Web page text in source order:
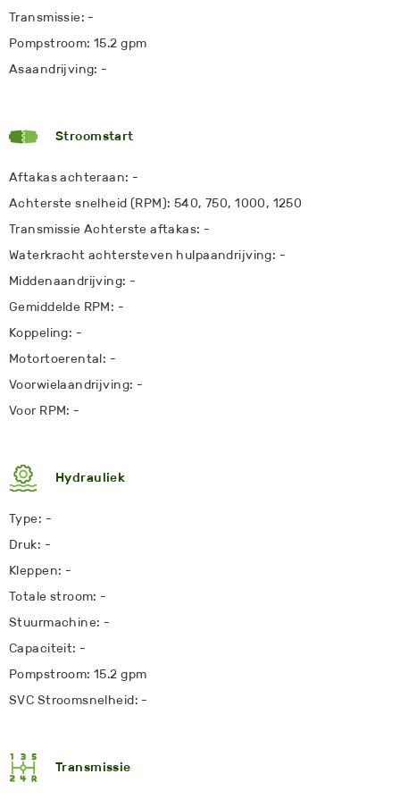
Transmissie: -
Pompstroom: 15.2 gpm
Asaandrijving: -
Stroomstart
Aftakas achteraan: -
Achterste snelheid (RPM): 540, 750, 1000, 1250
Transmissie Achterste aftakas: -
Waterkracht achtersteven hulpaandrijving: -
Middenaandrijving: -
Gemiddelde RPM: -
Koppeling: -
Motortoerental: -
Voorwielaandrijving: -
Voor RPM: -
Hydrauliek
Type: -
Druk: -
Kleppen: -
Totale stroom: -
Stuurmachine: -
Capaciteit: -
Pompstroom: 15.2 gpm
SVC Stroomsnelheid: -
Transmissie